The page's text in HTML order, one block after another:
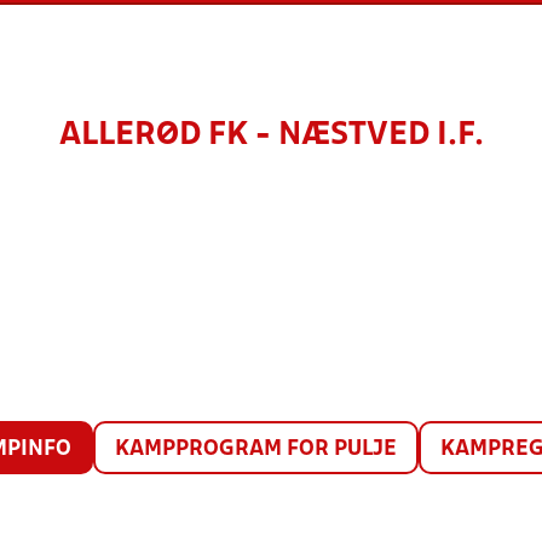
ALLERØD FK - NÆSTVED I.F.
KAMPPROGRAM FOR PULJE